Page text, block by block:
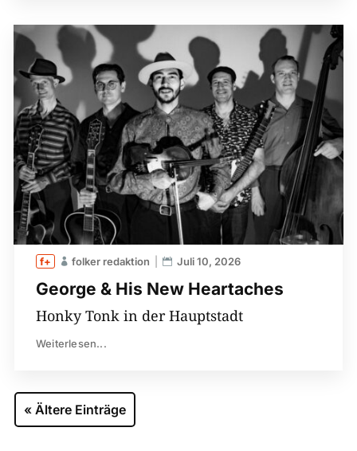
George & His New Heartaches
folker redaktion Juli 10, 2026
Honky Tonk in der Hauptstadt
Weiterlesen...
« Ältere Einträge